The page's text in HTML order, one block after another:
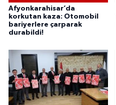
Afyonkarahisar’da
korkutan kaza: Otomobil
bariyerlere çarparak
durabildi!